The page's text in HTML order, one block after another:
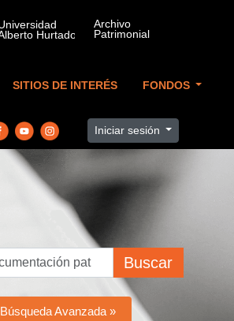
SITIOS DE INTERÉS FONDOS
Iniciar sesión
Buscar
Búsqueda Avanzada »